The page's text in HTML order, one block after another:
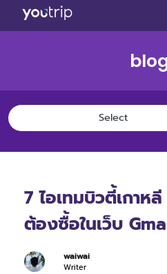
7 ไอเทมบิวตี้เกา
ต้องซื้อในเว็บ
waiwai
Writer